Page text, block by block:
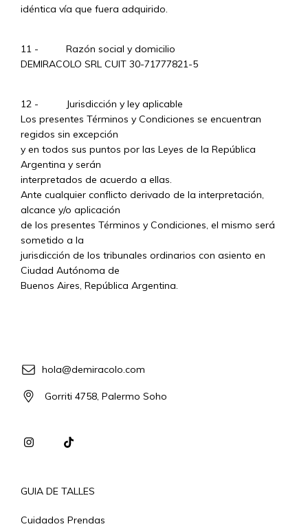
idéntica vía que fuera adquirido.
11 - Razón social y domicilio
DEMIRACOLO SRL CUIT 30-71777821-5
12 - Jurisdicción y ley aplicable
Los presentes Términos y Condiciones se encuentran
regidos sin excepción
y en todos sus puntos por las Leyes de la República
Argentina y serán
interpretados de acuerdo a ellas.
Ante cualquier conflicto derivado de la interpretación,
alcance y/o aplicación
de los presentes Términos y Condiciones, el mismo será
sometido a la
jurisdicción de los tribunales ordinarios con asiento en
Ciudad Autónoma de
Buenos Aires, República Argentina.
hola@demiracolo.com
Gorriti 4758, Palermo Soho
GUIA DE TALLES
Cuidados Prendas